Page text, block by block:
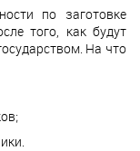
по заготовке
того, как будут
На что